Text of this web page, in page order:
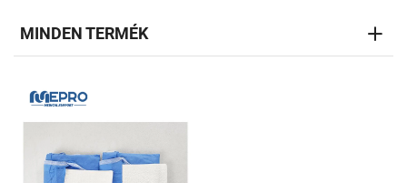
MINDEN TERMÉK